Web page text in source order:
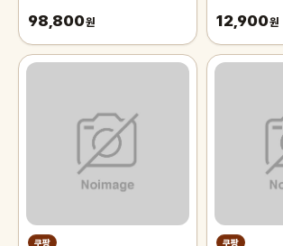
침대 장판 자리_두꺼운 폭신한 튼튼
98,800원 12,900원
쿠팡 쿠팡